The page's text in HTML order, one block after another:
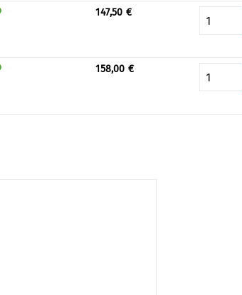
147,50 €
158,00 €